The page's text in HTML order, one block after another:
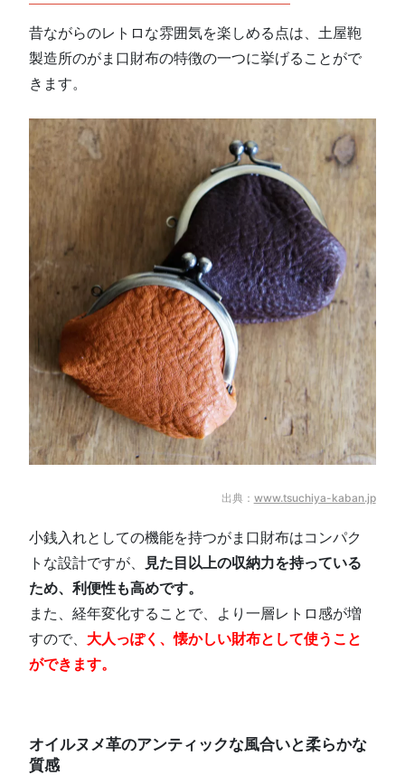
昔ながらのレトロな雰囲気を楽しめる点は、土屋鞄
製造所のがま口財布の特徴の一つに挙げることがで
きます。
出典： www.tsuchiya-kaban.jp
小銭入れとしての機能を持つがま口財布はコンパク
トな設計ですが、
見た目以上の収納力を持っている
ため、利便性も高めです。
また、経年変化することで、より一層レトロ感が増
すので、 大人っぽく、懐かしい財布として使うこと
ができます。
オイルヌメ革のアンティックな風合いと柔らかな
質感